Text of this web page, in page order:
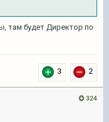
там будет Директор по
3 2
324